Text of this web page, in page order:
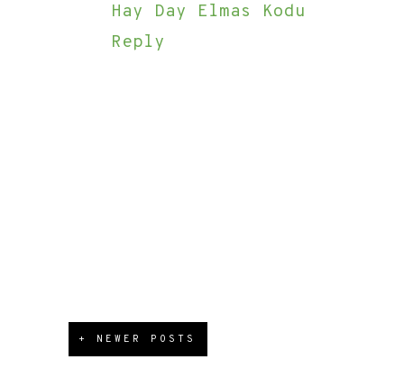
Hay Day Elmas Kodu
Reply
+ NEWER POSTS